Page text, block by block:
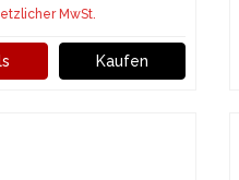
MwSt.
Kaufen